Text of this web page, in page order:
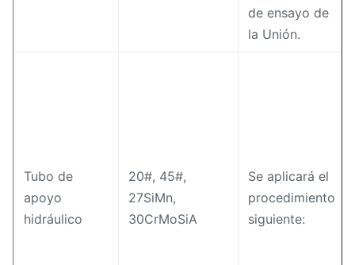
de ensayo de
la Unión.
Tubo de
apoyo
hidráulico
20#, 45#,
27SiMn,
30CrMoSiA
Se aplicará el
procedimiento
siguiente: